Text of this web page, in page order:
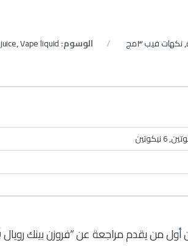
,نكهات فيب ٣مج الوسوم: ,Vape liquid
من يقدم مراجعة عن “فروزن بينك رويال 60 مل”